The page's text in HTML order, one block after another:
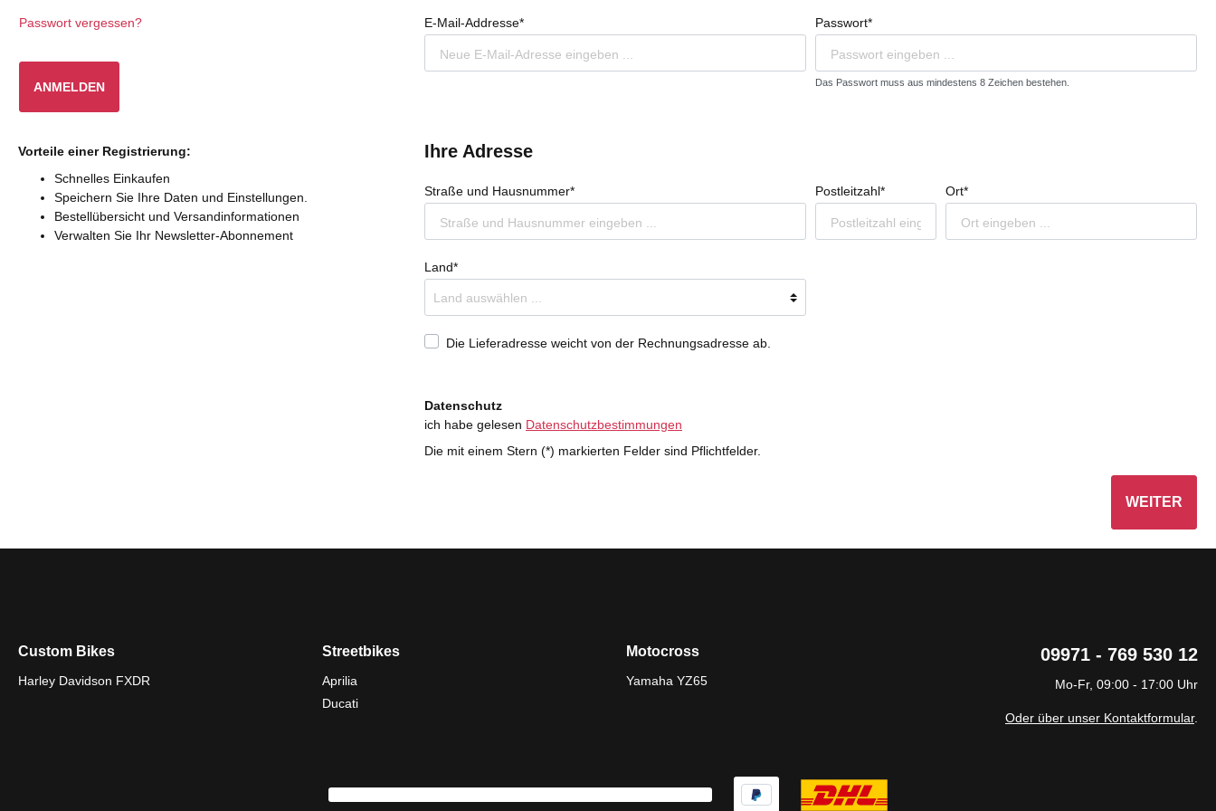
Panigale 1199
Ducati 848-1098
Passwort vergessen?
ANMELDEN
Vorteile einer Registrierung:
Schnelles Einkaufen
Speichern Sie Ihre Daten und Einstellungen.
Bestellübersicht und Versandinformationen
Verwalten Sie Ihr Newsletter-Abonnement
E-Mail-Addresse* Passwort*
Das Passwort muss aus mindestens 8 Zeichen bestehen.
Ihre Adresse
Straße und Hausnummer* Postleitzahl* Ort*
Land*
Die Lieferadresse weicht von der Rechnungsadresse ab.
Datenschutz
ich habe gelesen Datenschutzbestimmungen
Die mit einem Stern (*) markierten Felder sind Pflichtfelder.
WEITER
Custom Bikes
Harley Davidson FXDR
Streetbikes
Aprilia
Ducati
Motocross
Yamaha YZ65
09971 - 769 530 12
Mo-Fr, 09:00 - 17:00 Uhr
Oder über unser Kontaktformular.